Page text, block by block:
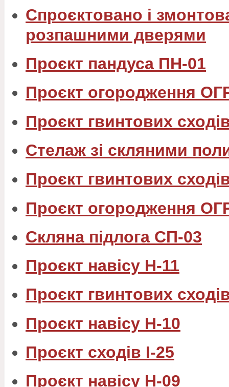
Спроєктовано і
розпашними дверями
Проєкт пандуса ПН-01
Проєкт огородження
Проєкт гвинтових
Стелаж зі скляними
Проєкт гвинтових
Проєкт огородження
Скляна підлога СП-03
Проєкт навісу Н-11
Проєкт гвинтових
Проєкт навісу Н-10
Проєкт сходів I-25
Проєкт навісу Н-09